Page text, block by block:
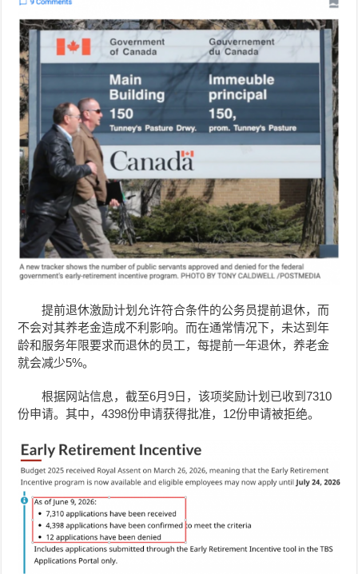
提前退休激励计划允许符合条件的公务员提前退休，而
不会对其养老金造成不利影响。而在通常情况下，未达到年
龄和服务年限要求而退休的员工，每提前一年退休，养老金
就会减少5%。
根据网站信息，截至6月9日，该项奖励计划已收到7310
份申请。其中，4398份申请获得批准，12份申请被拒绝。